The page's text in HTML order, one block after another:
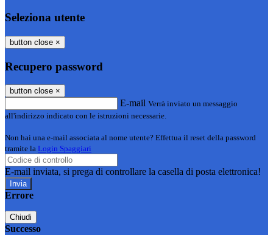
Seleziona utente
button close ×
Recupero password
button close ×
E-mail Verrà inviato un messaggio
all'indirizzo indicato con le istruzioni necessarie.
Non hai una e-mail associata al nome utente? Effettua il reset della password
tramite la Login Spaggiari
E-mail inviata, si prega di controllare la casella di posta elettronica!
Errore
Chiudi
Successo